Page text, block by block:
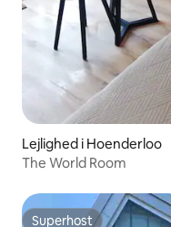
Lejlighed i Hoenderloo
The World Room
Superhost